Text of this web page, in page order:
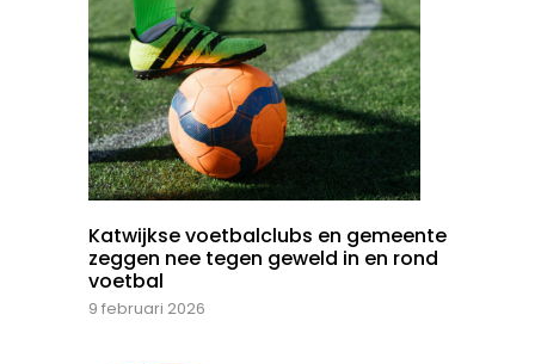
Katwijkse voetbalclubs en gemeente
zeggen nee tegen geweld in en rond
voetbal
9 februari 2026